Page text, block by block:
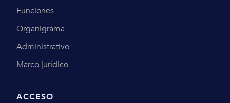
Funciones
Organigrama
Administrativo
Marco jurídico
ACCESO